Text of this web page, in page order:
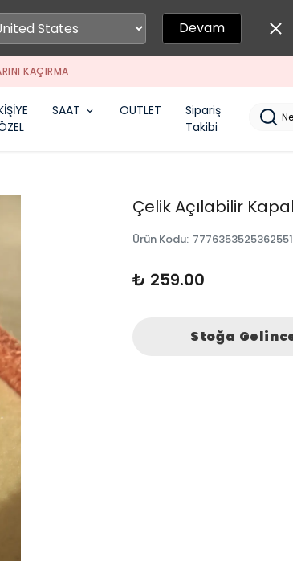
Devam
KAÇIRMA
SAAT OUTLET
Sipariş
Takibi
Çelik Açılabilir
Ürün Kodu: 7776353525362551
₺ 259.00
Stoğa